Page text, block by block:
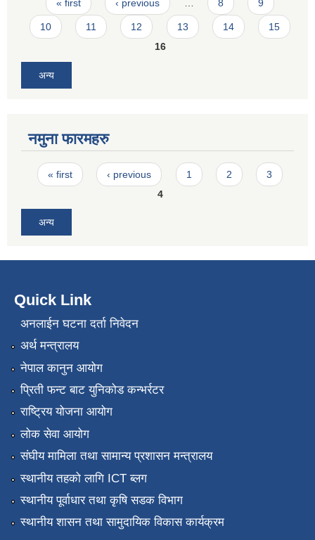
« first ‹ previous … 8 9
10 11 12 13 14
15
16
अन्य
नमुना फारमहरु
Pages
« first ‹ previous 1 2
3
4
अन्य
Quick Link
अनलाईन घटना दर्ता निवेदन
अर्थ मन्त्रालय
नेपाल कानुन आयोग
प्रिती फन्ट बाट युनिकोड कन्भर्रटर
राष्ट्रिय योजना आयोग
लोक सेवा आयोग
संघीय मामिला तथा सामान्य प्रशासन मन्त्रालय
स्थानीय तहको लागि ICT ब्लग
स्थानीय पूर्वाधार तथा कृषि सडक विभाग
स्थानीय शासन तथा सामुदायिक विकास कार्यक्रम